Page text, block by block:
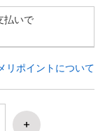
払いで
リポイントについて